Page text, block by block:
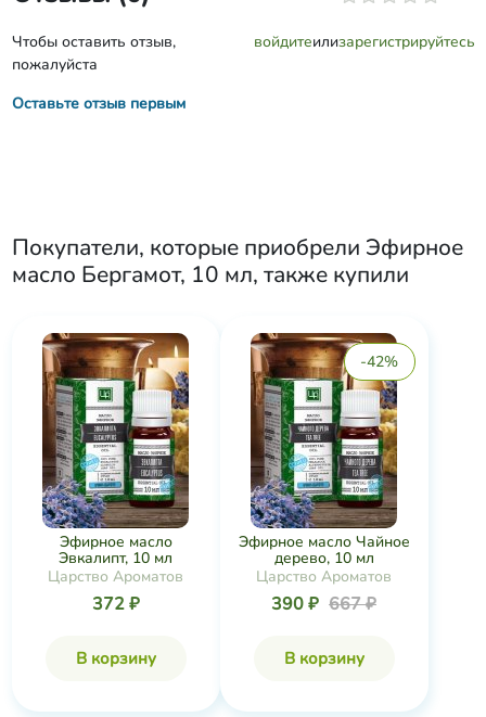
Чтобы оставить отзыв,
пожалуйста
войдитеилизарегистрируйтесь
Оставьте отзыв первым
Покупатели, которые приобрели Эфирное
масло Бергамот, 10 мл, также купили
Эфирное масло
Эвкалипт, 10 мл
Царство Ароматов
372 ₽
В корзину
-42%
Эфирное масло Чайное
дерево, 10 мл
Царство Ароматов
390 ₽ 667 ₽
В корзину